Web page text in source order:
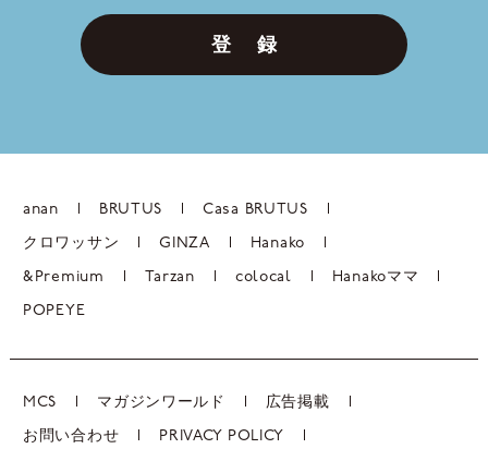
登 録
anan BRUTUS Casa BRUTUS
クロワッサン GINZA Hanako
&Premium Tarzan colocal Hanakoママ
POPEYE
MCS マガジンワールド 広告掲載
お問い合わせ PRIVACY POLICY